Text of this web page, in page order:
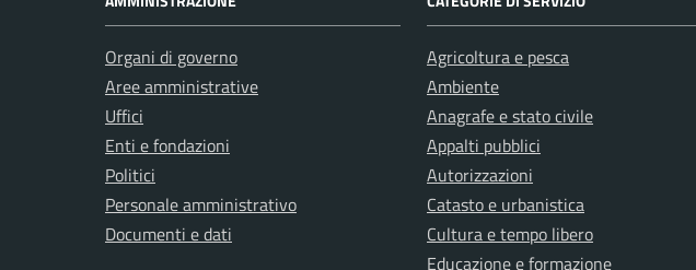
Organi di governo
Aree amministrative
Uffici
Enti e fondazioni
Politici
Personale amministrativo
Documenti e dati
Agricoltura e pesca
Ambiente
Anagrafe e stato civile
Appalti pubblici
Autorizzazioni
Catasto e urbanistica
Cultura e tempo libero
Educazione e formazione